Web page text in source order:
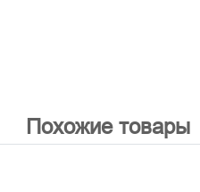
Похожие товары